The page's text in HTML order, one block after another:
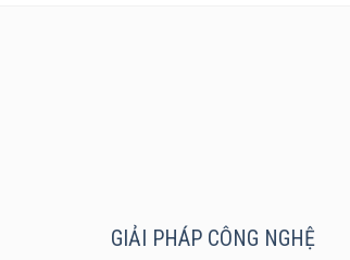
GIẢI PHÁP CÔNG NGHỆ